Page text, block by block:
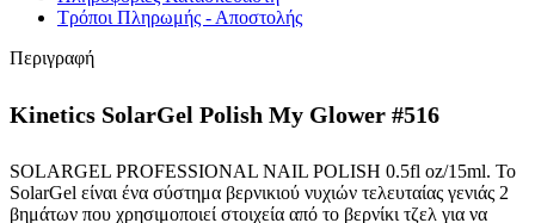
Τρόποι Πληρωμής - Αποστολής
Περιγραφή
Kinetics SolarGel Polish My Glower #516
SOLARGEL PROFESSIONAL NAIL POLISH 0.5fl oz/15ml. Το
SolarGel είναι ένα σύστημα βερνικιού νυχιών τελευταίας γενιάς 2
βημάτων που χρησιμοποιεί στοιχεία από το βερνίκι τζελ για να